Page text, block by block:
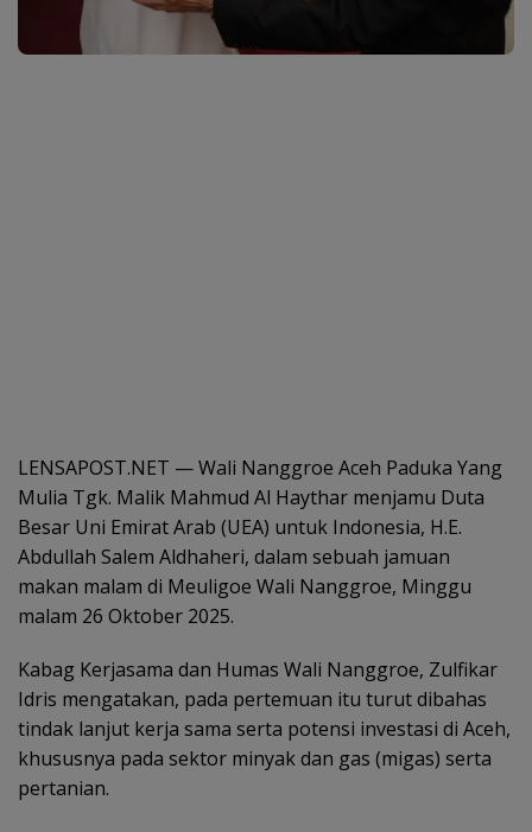
LENSAPOST.NET — Wali Nanggroe Aceh Paduka Yang
Mulia Tgk. Malik Mahmud Al Haythar menjamu Duta
Besar Uni Emirat Arab (UEA) untuk Indonesia, H.E.
Abdullah Salem Aldhaheri, dalam sebuah jamuan
makan malam di Meuligoe Wali Nanggroe, Minggu
malam 26 Oktober 2025.
Kabag Kerjasama dan Humas Wali Nanggroe, Zulfikar
Idris mengatakan, pada pertemuan itu turut dibahas
tindak lanjut kerja sama serta potensi investasi di Aceh,
khususnya pada sektor minyak dan gas (migas) serta
pertanian.